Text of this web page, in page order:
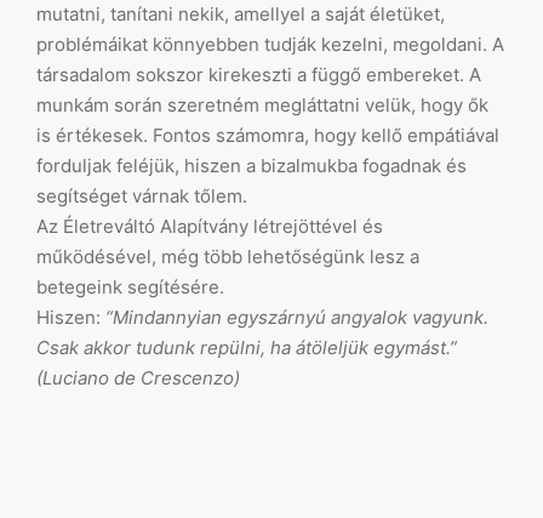
mutatni, tanítani nekik, amellyel a saját életüket,
problémáikat könnyebben tudják kezelni, megoldani. A
társadalom sokszor kirekeszti a függő embereket. A
munkám során szeretném megláttatni velük, hogy ők
is értékesek. Fontos számomra, hogy kellő empátiával
forduljak feléjük, hiszen a bizalmukba fogadnak és
segítséget várnak tőlem.
Az Életreváltó Alapítvány létrejöttével és
működésével, még több lehetőségünk lesz a
betegeink segítésére.
Hiszen: “Mindannyian egyszárnyú angyalok vagyunk.
Csak akkor tudunk repülni, ha átöleljük egymást.”
(Luciano de Crescenzo)